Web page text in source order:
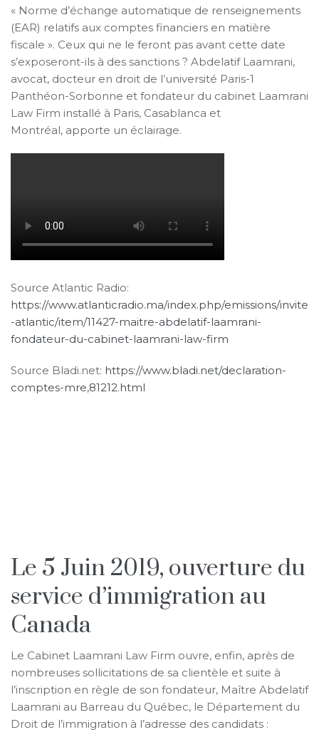
« Norme d’échange automatique de renseignements
(EAR) relatifs aux comptes financiers en matière
fiscale ». Ceux qui ne le feront pas avant cette date
s’exposeront-ils à des sanctions ? Abdelatif Laamrani,
avocat, docteur en droit de l’université Paris-1
Panthéon-Sorbonne et fondateur du cabinet Laamrani
Law Firm installé à Paris, Casablanca et
Montréal, apporte un éclairage.
Source Atlantic Radio:
https://www.atlanticradio.ma/index.php/emissions/invite
-atlantic/item/11427-maitre-abdelatif-laamrani-
fondateur-du-cabinet-laamrani-law-firm
Source Bladi.net: https://www.bladi.net/declaration-
comptes-mre,81212.html
Le 5 Juin 2019, ouverture du
service d’immigration au
Canada
Le Cabinet Laamrani Law Firm ouvre, enfin, après de
nombreuses sollicitations de sa clientèle et suite à
l’inscription en règle de son fondateur, Maître Abdelatif
Laamrani au Barreau du Québec, le Département du
Droit de l’immigration à l’adresse des candidats :